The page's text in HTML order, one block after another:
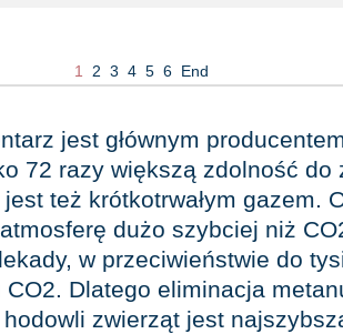
1
2 3 4 5 6 End
jest głównym
72 razy większą zdolność do
jest też krótkotrwałym gazem.
dużo szybciej niż
w przeciwieństwie do
CO2. Dlatego eliminacja
zwierząt jest